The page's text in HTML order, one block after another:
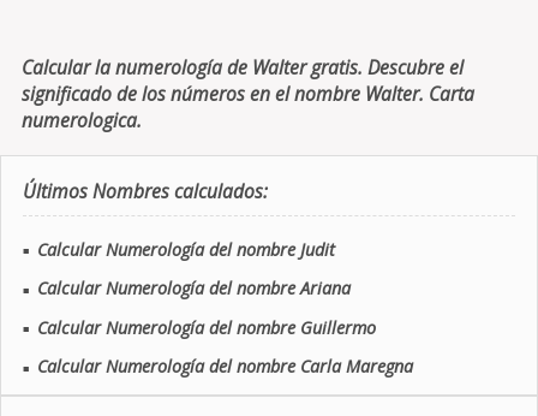
Calcular la numerología de Walter gratis. Descubre el
significado de los números en el nombre Walter. Carta
numerologica.
Últimos Nombres calculados:
■ Calcular Numerología del nombre Judit
■ Calcular Numerología del nombre Ariana
■ Calcular Numerología del nombre Guillermo
■ Calcular Numerología del nombre Carla Maregna